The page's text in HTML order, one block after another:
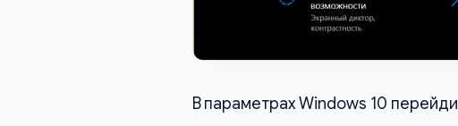
В параметрах Windows 10